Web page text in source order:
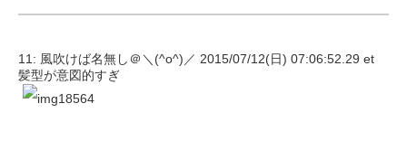
11: 風吹けば名無し＠＼(^o^)／ 2015/07/12(日) 07:06:52.29 et
髪型が意図的すぎ